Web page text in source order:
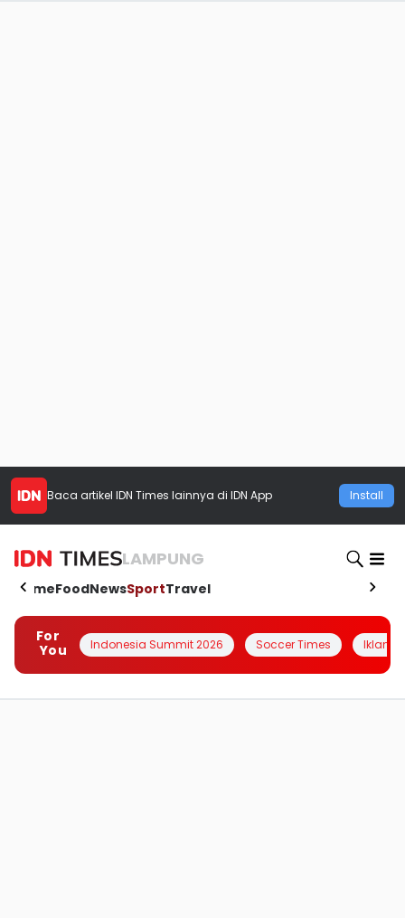
Baca artikel IDN Times lainnya di IDN App Install
LAMPUNG
HomeFoodNewsSportTravel
For
You
Indonesia Summit 2026 Soccer Times Iklanin